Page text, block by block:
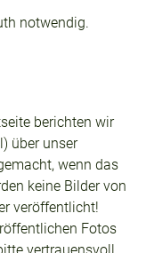
notwendig.
berichten wir
über unser
wenn das
keine Bilder von
veröffentlicht!
Fotos